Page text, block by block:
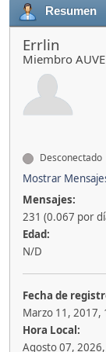
Resumen
Errlin
Miembro AUVE
Desconectado
Mostrar
Mensajes:
231 (0.067 por
Edad:
N/D
Fecha de
Marzo 11, 2017,
Hora Local:
Agosto 07,